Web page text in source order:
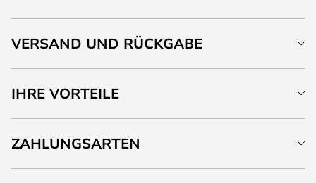
VERSAND UND RÜCKGABE
IHRE VORTEILE
ZAHLUNGSARTEN